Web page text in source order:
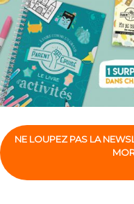
NE LOUPEZ PAS LA